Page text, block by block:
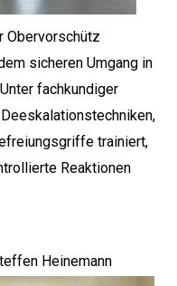
Obervorschütz
sicheren Umgang in
fachkundiger
trainiert,
Reaktionen
Heinemann